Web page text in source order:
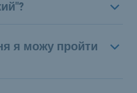
я можу пройти